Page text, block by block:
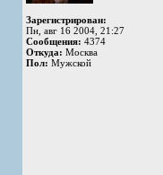
Зарегистрирован:
Пн, авг 16 2004, 21:27
Сообщения: 4374
Откуда: Москва
Пол: Мужской